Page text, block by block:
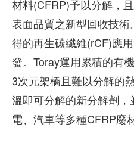
材料(CFRP)予以分解，
表面品質之新型回收技
得的再生碳纖維(rCF)應
發。Toray運用累積的有
3次元架橋且難以分解的
溫即可分解的新分解劑
電、汽車等多種CFRP廢